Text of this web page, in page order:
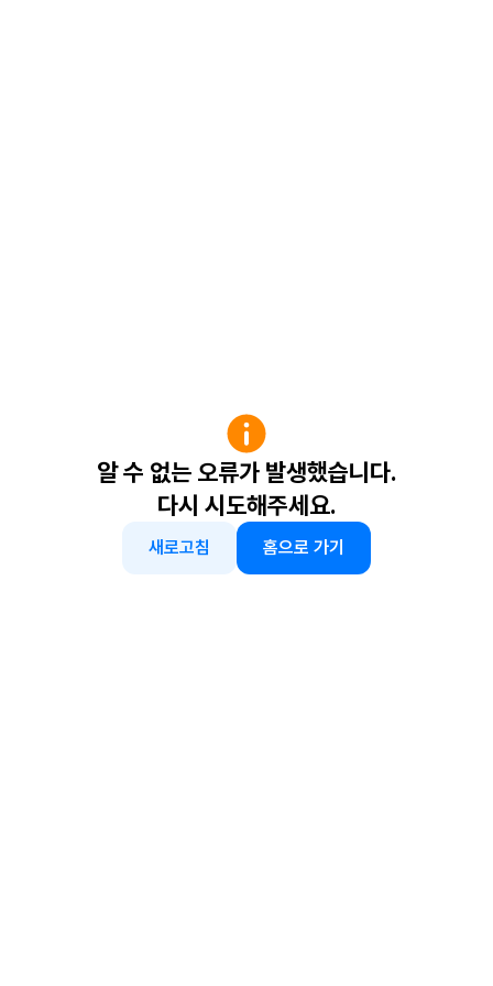
알 수 없는 오류가 발생했습니다.
다시 시도해주세요.
새로고침 홈으로 가기